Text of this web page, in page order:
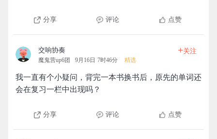
分享 评论 点赞
交响协奏
魔鬼营up6团 9月16日 7时46分 精选
+关注
我一直有个小疑问，背完一本书换书后，原先的单词还
会在复习一栏中出现吗？
分享 评论 点赞